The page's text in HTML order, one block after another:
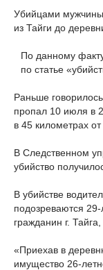
Убийцами мужчины
из Тайги до
По данному
по статье
Раньше
пропал 10 июля в
в 45 километрах от
В Следственном
убийство
В убийстве
подозреваются
гражданин г.
«Приехав в
имущество 26-